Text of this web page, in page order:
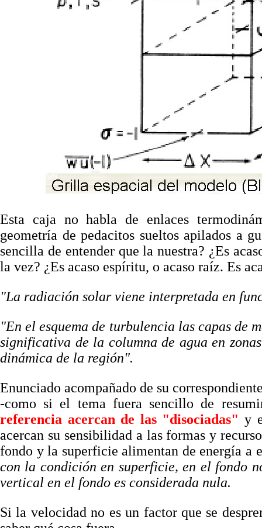
Esta caja no habla de enlaces
geometría de pedacitos sueltos apilados a
sencilla de entender que la nuestra? ¿Es
la vez? ¿Es acaso espíritu, o acaso raíz. Es
"La radiación solar viene interpretada en
"En el esquema de turbulencia las capas de
significativa de la columna de agua en
dinámica de la región".
Enunciado acompañado de su
-como si el tema fuera sencillo de
referencia acercan de las "disociadas" y
acercan su sensibilidad a las formas y
fondo y la superficie alimentan de energía a
con la condición en superficie, en el fondo
vertical en el fondo es considerada nula.
Si la velocidad no es un factor que se